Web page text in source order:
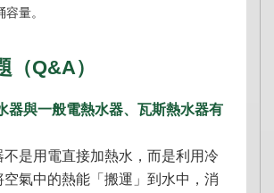
量。
（Q&A）
器與一般電熱水器、瓦斯熱水器有
不是用電直接加熱水，而是利用冷
空氣中的熱能「搬運」到水中，消